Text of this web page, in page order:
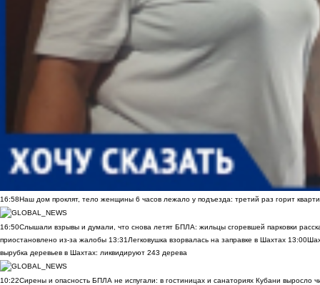
16:58Наш дом проклят, тело женщины 6 часов лежало у подъезда: третий раз горит
16:50Слышали взрывы и думали, что снова летят БПЛА: жильцы сгоревшей парковки
приостановлено из-за жалобы 13:31 Легковушка взорвалась на заправке в Шахтах 13:00
вырубка деревьев в Шахтах: ликвидируют 243 дерева
10:22Сирены и опасность БПЛА не испугали: в гостиницах и санаториях Кубани выросло